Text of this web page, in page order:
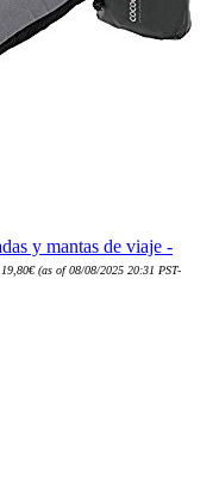
y mantas de viaje -
19,80€(as of 08/08/2025 20:31 PST-